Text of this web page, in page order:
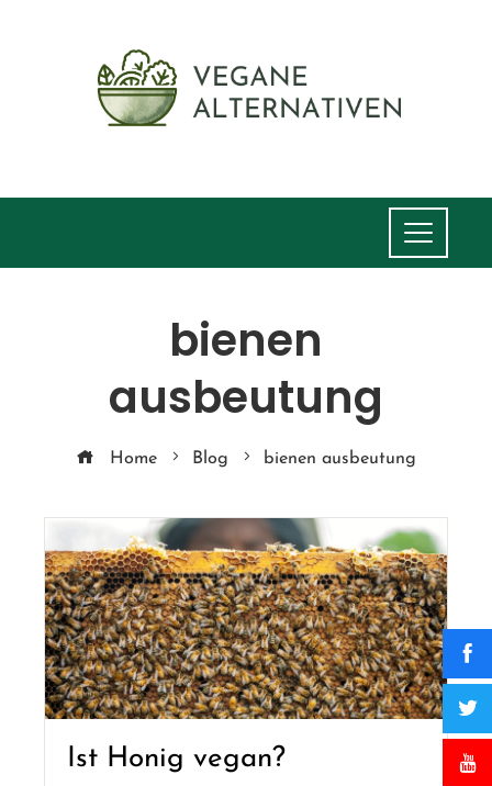
bienen
ausbeutung
Home Blog bienen ausbeutung
Ist Honig vegan?